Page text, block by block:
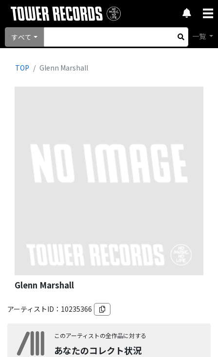
すべて 一覧
TOP Glenn Marshall
Glenn Marshall
アーティストID： 10235366
このアーティストの全作品に対する
あなたのコレクト状況